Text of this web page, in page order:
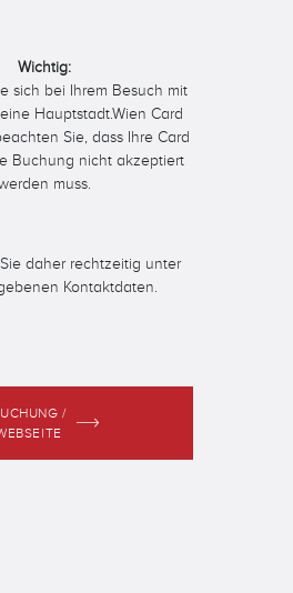
Wichtig:
sich bei Ihrem Besuch mit
Hauptstadt.Wien Card
Sie, dass Ihre Card
Buchung nicht akzeptiert
muss.
daher rechtzeitig unter
Kontaktdaten.
/